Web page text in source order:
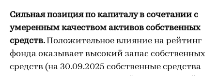
Сильная позиция по капиталу в сочетании с
умеренным качеством активов собственных
средств. Положительное влияние на рейтинг
фонда оказывает высокий запас собственных
средств (на 30.09.2025 собственные средства